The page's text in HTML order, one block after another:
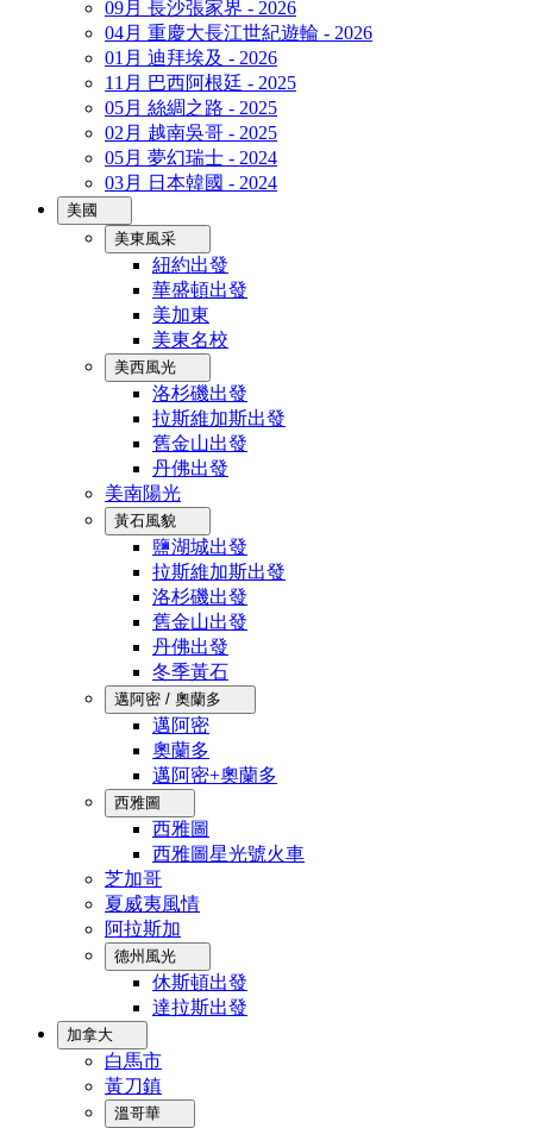
09月 長沙張家界 - 2026
04月 重慶大長江世紀遊輪 - 2026
01月 迪拜埃及 - 2026
11月 巴西阿根廷 - 2025
05月 絲綢之路 - 2025
02月 越南吳哥 - 2025
05月 夢幻瑞士 - 2024
03月 日本韓國 - 2024
美國
美東風采
紐約出發
華盛頓出發
美加東
美東名校
美西風光
洛杉磯出發
拉斯維加斯出發
舊金山出發
丹佛出發
美南陽光
黃石風貌
鹽湖城出發
拉斯維加斯出發
洛杉磯出發
舊金山出發
丹佛出發
冬季黃石
邁阿密 / 奧蘭多
邁阿密
奧蘭多
邁阿密+奧蘭多
西雅圖
西雅圖
西雅圖星光號火車
芝加哥
夏威夷風情
阿拉斯加
德州風光
休斯頓出發
達拉斯出發
加拿大
白馬市
黃刀鎮
溫哥華